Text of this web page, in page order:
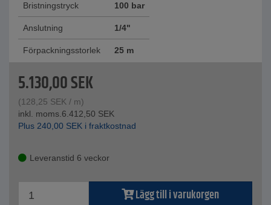
Bristningstryck 100 bar
Anslutning 1/4"
Förpackningsstorlek 25 m
5.130,00SEK
(128,25 SEK / m)
inkl. moms.6.412,50 SEK
Plus 240,00 SEK i fraktkostnad
Leveranstid 6 veckor
Lägg till i varukorgen